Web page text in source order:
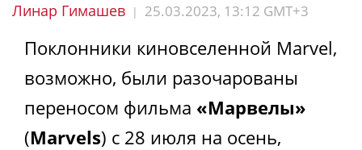
Линар Гимашев | 25.03.2023, 13:12 GMT+3
Поклонники киновселенной Marvel,
возможно, были разочарованы
переносом фильма «Марвелы»
(Marvels) с 28 июля на осень,